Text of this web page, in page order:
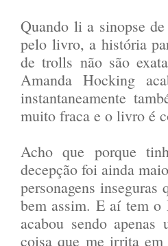
Quando li a sinopse
pelo livro, a história
de trolls não são
Amanda Hocking
instantaneamente
muito fraca e o livro é
Acho que porque
decepção foi ainda
personagens inseguras
bem assim. E aí tem o
acabou sendo
coisa que me irrita em